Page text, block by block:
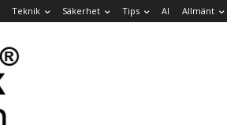
Teknik Säkerhet Tips AI Allmänt